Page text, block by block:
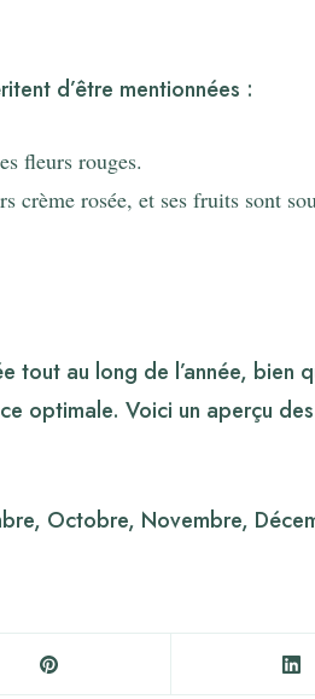
d’être mentionnées :
fleurs rouges.
crème rosée, et ses fruits sont
tout au long de l’année, bien
optimale. Voici un aperçu
Octobre, Novembre,